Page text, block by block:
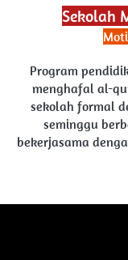
Sekolah
Program
menghafal al-
sekolah formal
seminggu
bekerjasama